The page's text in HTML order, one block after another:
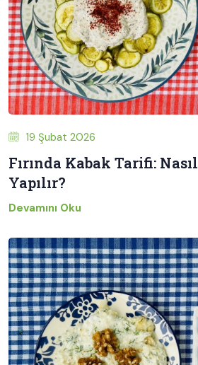
19 Şubat 2026
Fırında Kabak Tarifi: Nasıl
Yapılır?
Devamını Oku